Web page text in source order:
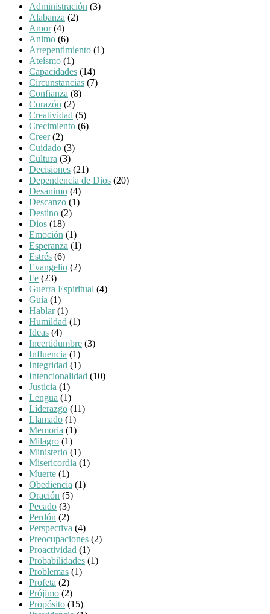
Administración (3)
Alabanza (2)
Amor(4)
Animo (6)
Arrepentimiento (1)
Ateísmo (1)
Capacidades (14)
Circunstancias (7)
Confianza (8)
Corazón (2)
Creatividad (5)
Crecimiento (6)
Creer(2)
Cuidado (3)
Cultura (3)
Decisiones (21)
Dependencia de Dios (20)
Desanimo (4)
Descanzo (1)
Destino (2)
Dios (18)
Emoción (1)
Esperanza (1)
Estrés (6)
Evangelio (2)
Fe (23)
Guerra Espiritual (4)
Guía (1)
Hablar(1)
Humildad (1)
Ideas (4)
Incertidumbre (3)
Influencia (1)
Integridad (1)
Intencionalidad (10)
Justicia (1)
Lengua (1)
Líderazgo (11)
Llamado (1)
Memoria (1)
Milagro (1)
Ministerio (1)
Misericordia (1)
Muerte (1)
Obediencia (1)
Oración (5)
Pecado (3)
Perdón (2)
Perspectiva (4)
Preocupaciones (2)
Proactividad (1)
Probabilidades (1)
Problemas (1)
Profeta (2)
Prójimo (2)
Propósito (15)